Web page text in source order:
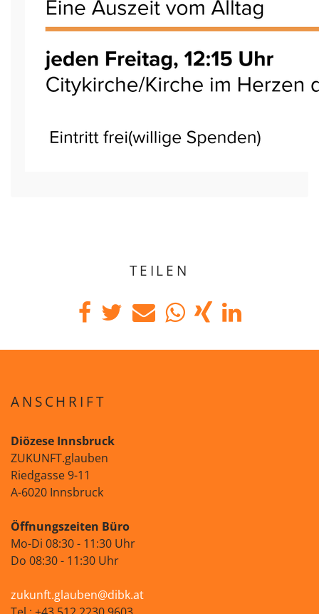
TEILEN
ANSCHRIFT
Diözese Innsbruck
ZUKUNFT.glauben
Riedgasse 9-11
A-6020 Innsbruck
Öffnungszeiten Büro
Mo-Di 08:30 - 11:30 Uhr
Do 08:30 - 11:30 Uhr
zukunft.glauben@dibk.at